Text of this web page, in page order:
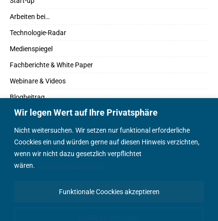
Wir legen Wert auf Ihre Privatsphäre
Nicht weitersuchen. Wir setzen nur funktional erforderliche
Coockies ein und würden gerne auf diesen Hinweis verzichten,
wenn wir nicht dazu gesetzlich verpflichtet
wären.
Funktionale Coockies akzeptieren
Arbeiten bei…
Technologie-Radar
Medienspiegel
Fachberichte & White Paper
Webinare & Videos
Blogbeitrag
Fachbücher
Marktreport
Podcasts
Positionspapier
English Content